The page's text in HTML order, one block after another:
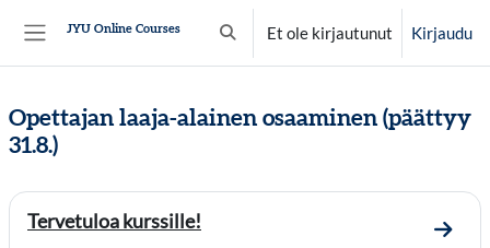
JYU Online Courses
Vaihda hakusyöttöä
Et ole kirjautunut Kirjaudu
Opettajan laaja-alainen osaaminen (päättyy
31.8.)
Osion ääriviiva
Tervetuloa kurssille!
Mene